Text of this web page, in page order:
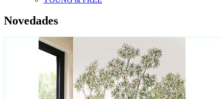
Novedades